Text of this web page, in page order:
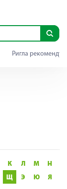
Ригла
К Л М
Н
Щ Э Ю Я